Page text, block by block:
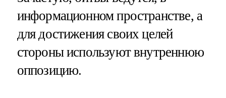
информационном пространстве, а
для достижения своих целей
стороны используют внутреннюю
оппозицию.